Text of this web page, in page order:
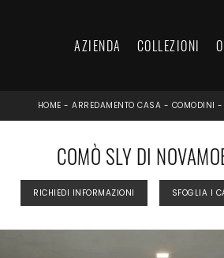
AZIENDA COLLEZIONI
HOME -ARREDAMENTO CASA - COMODINI -
COMÒ SLY DI
RICHIEDI INFORMAZIONI SFOGLIA I